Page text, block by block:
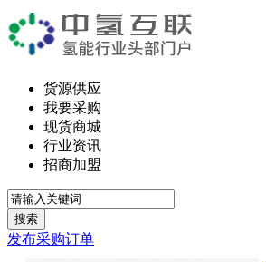
货源供应
我要采购
现货商城
行业资讯
招商加盟
搜索
发布采购订单